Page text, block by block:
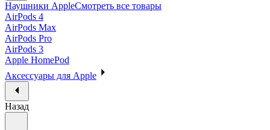
Наушники AppleСмотреть все товары
AirPods 4
AirPods Max
AirPods Pro
AirPods 3
Apple HomePod
Аксессуары для Apple
Назад